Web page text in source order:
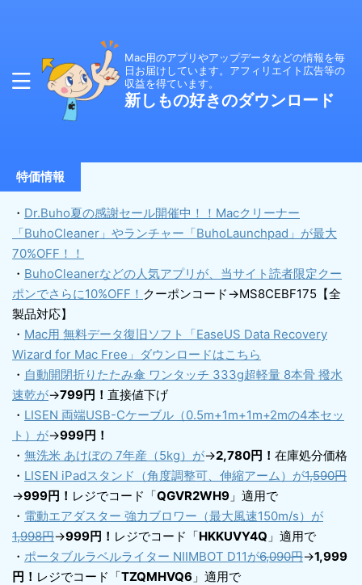
Mac用のアプリやアップデータなどの情報を毎
日お届けしています。アフィリエイト広告等の
収益を得ています。
新しもの好きのダウンロード
特価情報
・ Dr.Buho夏の感謝セール開催中！！Macクリーナー
「BuhoCleaner」やランチャー「BuhoLaunchpad」が最大
70%OFF！！
・ BuhoCleanerなどの人気アプリが、当サイト読者限定クー
ポンでさらに10%OFF！ クーポンコード→MS8CEBF175【全
製品対応】
・ Mac用 無料データ復旧ソフト「EaseUS Data Recovery
Wizard for Mac Free」ダウンロードはこちら
・ 自動開閉折りたたみ傘 ワンタッチ 333g超軽量 8本骨 撥水
速乾が→799円！ 直接値下げ
・ LISEN 両端USB-Cケーブル（0.5m+1m+1m+2mの4本セッ
ト）が→999円！
・ 無洗米 あけぼの 7年産（5kg）が→2,780円！ 在庫処分価格
・ LISEN iPadスタンド（角度調整可、伸縮アーム）が1,590円
→999円！ レジでコード「QGVR2WH9 」適用で
・ 電動エアダスター 強力ブロワー（最大風速150m/s）が
1,998円→999円！ レジでコード「HKKUVY4Q 」適用で
・ ポータブルラベルライター NIIMBOT D11が6,090円→1,999
円！ レジでコード「TZQMHVQ6 」適用で